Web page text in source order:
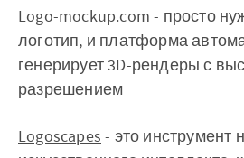
Logo-mockup.com - просто
логотип, и платформа
генерирует 3D-рендеры с
разрешением
Logoscapes - это инструмент